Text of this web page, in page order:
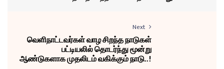
Next
வெளிநாட்டவர்கள் வாழ சிறந்த நாடுகள்
பட்டியலில் தொடர்ந்து மூன்று
ஆண்டுகளாக முதலிடம் வகிக்கும் நாடு..!